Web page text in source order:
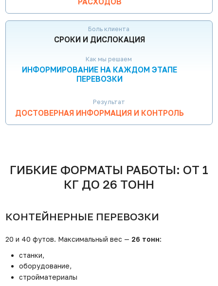
Боль клиента
СРОКИ И ДИСЛОКАЦИЯ
Как мы решаем
ИНФОРМИРОВАНИЕ НА КАЖДОМ ЭТАПЕ
ПЕРЕВОЗКИ
Результат
ДОСТОВЕРНАЯ ИНФОРМАЦИЯ И КОНТРОЛЬ
ГИБКИЕ ФОРМАТЫ РАБОТЫ: ОТ 1
КГ ДО 26 ТОНН
КОНТЕЙНЕРНЫЕ ПЕРЕВОЗКИ
20 и 40 футов. Максимальный вес — 26 тонн:
станки,
оборудование,
стройматериалы